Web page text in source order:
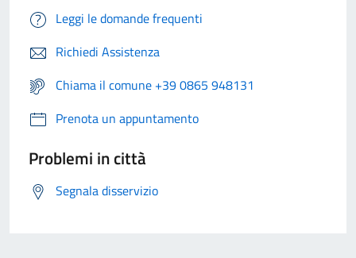
Leggi le domande frequenti
Richiedi Assistenza
Chiama il comune +39 0865 948131
Prenota un appuntamento
Problemi in città
Segnala disservizio